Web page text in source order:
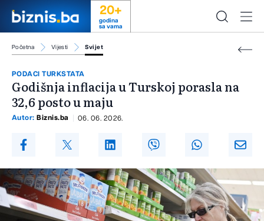
20+
godina
sa vama
Početna Vijesti Svijet
PODACI TURKSTATA
Godišnja inflacija u Turskoj porasla na
32,6 posto u maju
Autor: Biznis.ba 06. 06. 2026.